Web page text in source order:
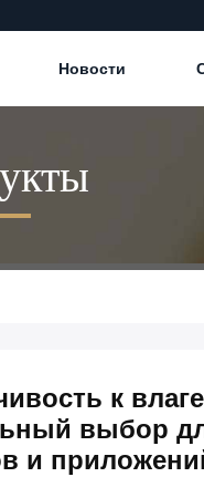
Новости
к
выбор
и